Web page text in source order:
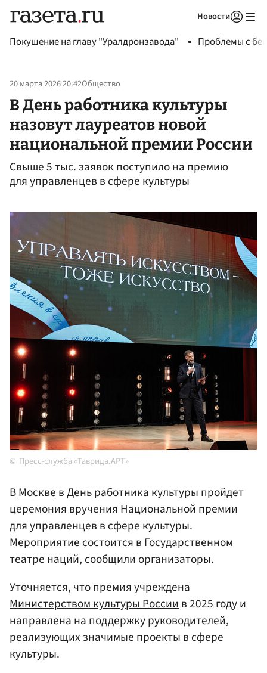
Новости
Покушение на главу "Уралдронзавода" Проблемы с
20 марта 2026 20:42Общество
В День работника культуры
назовут лауреатов новой
национальной премии России
Свыше 5 тыс. заявок поступило на премию
для управленцев в сфере культуры
Пресс-служба «Таврида.АРТ»
ВМосквев День работника культуры пройдет
церемония вручения Национальной премии
для управленцев в сфере культуры.
Мероприятие состоится в Государственном
театре наций, сообщили организаторы.
Уточняется, что премия учреждена
Министерством культуры Россиив 2025 году и
направлена на поддержку руководителей,
реализующих значимые проекты в сфере
культуры.